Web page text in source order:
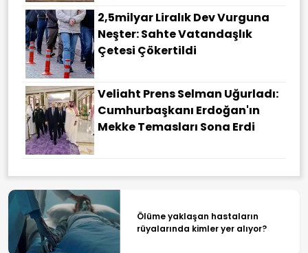
2,5milyar Liralık Dev Vurguna
Neşter: Sahte Vatandaşlık
Çetesi Çökertildi
Veliaht Prens Selman Uğurladı:
Cumhurbaşkanı Erdoğan'ın
Mekke Temasları Sona Erdi
Ölüme yaklaşan hastaların
rüyalarında kimler yer alıyor?